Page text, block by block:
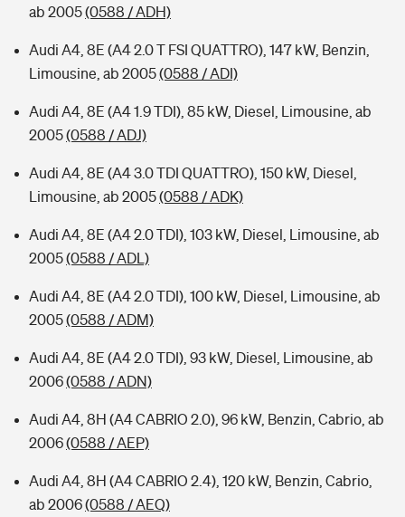
ab 2005(0588 / ADH)
Audi A4, 8E (A4 2.0 T FSI QUATTRO), 147 kW, Benzin,
Limousine, ab 2005(0588 / ADI)
Audi A4, 8E (A4 1.9 TDI), 85 kW, Diesel, Limousine, ab
2005(0588 / ADJ)
Audi A4, 8E (A4 3.0 TDI QUATTRO), 150 kW, Diesel,
Limousine, ab 2005(0588 / ADK)
Audi A4, 8E (A4 2.0 TDI), 103 kW, Diesel, Limousine, ab
2005(0588 / ADL)
Audi A4, 8E (A4 2.0 TDI), 100 kW, Diesel, Limousine, ab
2005(0588 / ADM)
Audi A4, 8E (A4 2.0 TDI), 93 kW, Diesel, Limousine, ab
2006(0588 / ADN)
Audi A4, 8H (A4 CABRIO 2.0), 96 kW, Benzin, Cabrio, ab
2006(0588 / AEP)
Audi A4, 8H (A4 CABRIO 2.4), 120 kW, Benzin, Cabrio,
ab 2006(0588 / AEQ)